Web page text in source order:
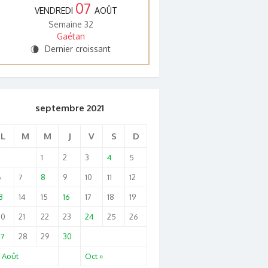
VENDREDI 07 AOÛT
Semaine 32
Gaétan
V Dernier croissant
septembre 2021
L M M J V S D
Août Oct »
1 2 3 4 5
7 8 9 10 11 12
14 15 16 17 18 19
21 22 23 24 25 26
28 29 30